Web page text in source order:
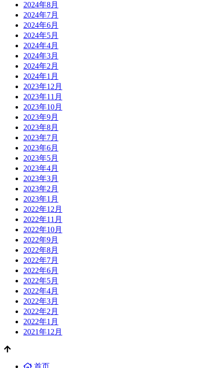
2024年8月
2024年7月
2024年6月
2024年5月
2024年4月
2024年3月
2024年2月
2024年1月
2023年12月
2023年11月
2023年10月
2023年9月
2023年8月
2023年7月
2023年6月
2023年5月
2023年4月
2023年3月
2023年2月
2023年1月
2022年12月
2022年11月
2022年10月
2022年9月
2022年8月
2022年7月
2022年6月
2022年5月
2022年4月
2022年3月
2022年2月
2022年1月
2021年12月
首页